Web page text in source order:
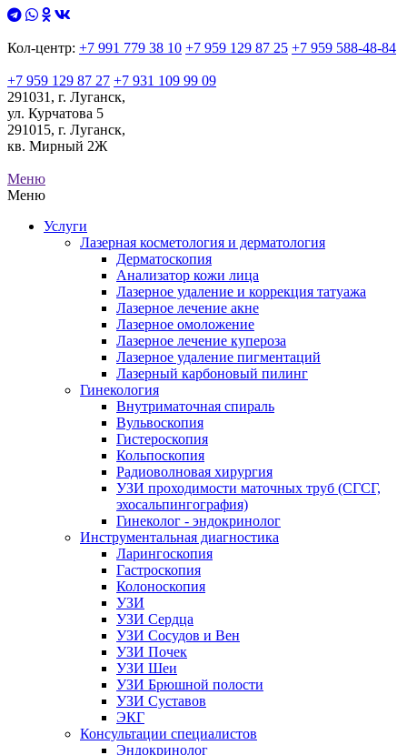
Кол-центр: +7 991 779 38 10 +7 959 129 87 25 +7 959 588-48-84
+7 959 129 87 27 +7 931 109 99 09
291031, г. Луганск,
ул. Курчатова 5
291015, г. Луганск,
кв. Мирный 2Ж
Меню
Меню
Услуги
Лазерная косметология и дерматология
Дерматоскопия
Анализатор кожи лица
Лазерное удаление и коррекция татуажа
Лазерное лечение акне
Лазерное омоложение
Лазерное лечение купероза
Лазерное удаление пигментаций
Лазерный карбоновый пилинг
Гинекология
Внутриматочная спираль
Вульвоскопия
Гистероскопия
Кольпоскопия
Радиоволновая хирургия
УЗИ проходимости маточных труб (СГСГ,
эхосальпингография)
Гинеколог - эндокринолог
Инструментальная диагностика
Ларингоскопия
Гастроскопия
Колоноскопия
УЗИ
УЗИ Сердца
УЗИ Сосудов и Вен
УЗИ Почек
УЗИ Шеи
УЗИ Брюшной полости
УЗИ Суставов
ЭКГ
Консультации специалистов
Эндокринолог